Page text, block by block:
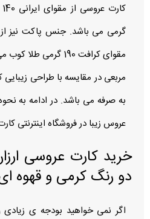
مقوای کرافت 190
مربعی در مقایسه با طراحی زیبایی
به صرفه می باشد. در ادامه به
عروس زیبا در فروشگاه اینترنتی
خرید کارت عروسی
دو رنگ کرمی و قهوه ای
اگر نمی خواهید بودجه ی زیادی